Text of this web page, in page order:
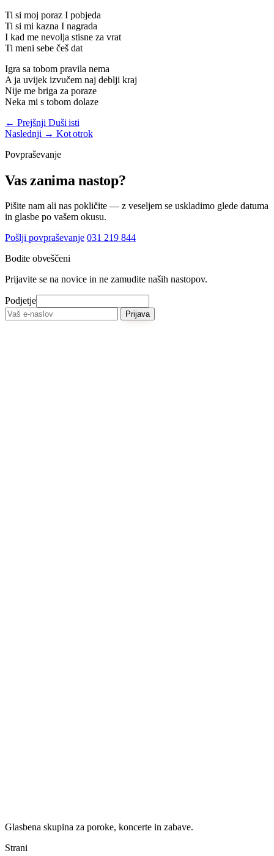
Ti si moj poraz I pobjeda
Ti si mi kazna I nagrada
I kad me nevolja stisne za vrat
Ti meni sebe češ dat
Igra sa tobom pravila nema
A ja uvijek izvučem naj deblji kraj
Nije me briga za poraze
Neka mi s tobom dolaze
← Prejšnji Duši isti
Naslednji → Kot otrok
Povpraševanje
Vas zanima nastop?
Pišite nam ali nas pokličite — z veseljem se uskladimo glede datuma
in glasbe po vašem okusu.
Pošlji povpraševanje 031 219 844
Bodite obveščeni
Prijavite se na novice in ne zamudite naših nastopov.
Podjetje
Prijava
Glasbena skupina za poroke, koncerte in zabave.
Strani